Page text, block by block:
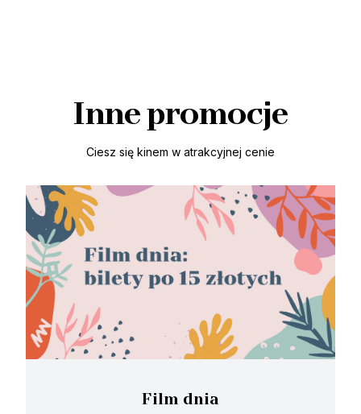
Inne promocje
Ciesz się kinem w atrakcyjnej cenie
Film dnia